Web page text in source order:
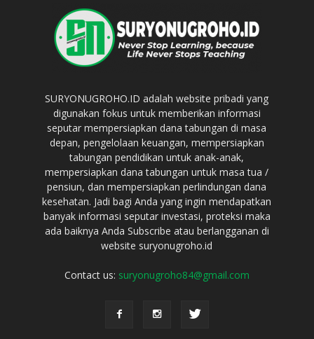
SURYONUGROHO.ID adalah website pribadi yang
digunakan fokus untuk memberikan informasi
seputar mempersiapkan dana tabungan di masa
depan, pengelolaan keuangan, mempersiapkan
tabungan pendidikan untuk anak-anak,
mempersiapkan dana tabungan untuk masa tua /
pensiun, dan mempersiapkan perlindungan dana
kesehatan. Jadi bagi Anda yang ingin mendapatkan
banyak informasi seputar investasi, proteksi maka
ada baiknya Anda Subscribe atau berlangganan di
website suryonugroho.id
Contact us: suryonugroho84@gmail.com